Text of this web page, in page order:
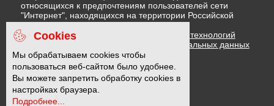
относящихся к предпочтениям пользователей сети
"Интернет", находящихся на территории Российской
Федерации)
Правила применения рекомендательных технологий
Политика в отношении обработки персональных данных
Политика обработки файлов cookie
16 +
Cookies
Мы обрабатываем cookies чтобы
пользоваться веб-сайтом было удобнее.
Вы можете запретить обработку cookies в
настройках браузера.
Подробнее...